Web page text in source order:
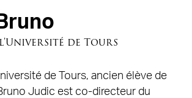
de Tours
de Tours, ancien élève de
Judic est co-directeur du